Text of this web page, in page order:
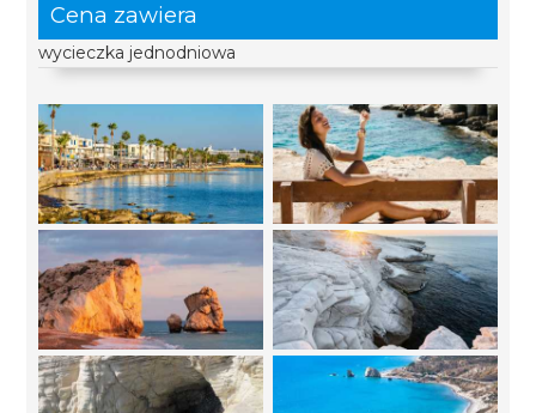
Cena zawiera
wycieczka jednodniowa